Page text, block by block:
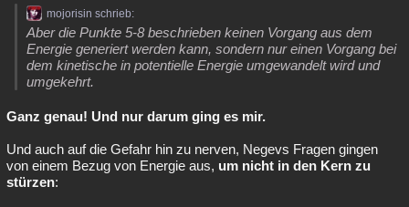
mojorisin schrieb:
Aber die Punkte 5-8 beschrieben keinen Vorgang aus dem
Energie generiert werden kann, sondern nur einen Vorgang bei
dem kinetische in potentielle Energie umgewandelt wird und
umgekehrt.
Ganz genau! Und nur darum ging es mir.
Und auch auf die Gefahr hin zu nerven, Negevs Fragen gingen
von einem Bezug von Energie aus, um nicht in den Kern zu
stürzen: